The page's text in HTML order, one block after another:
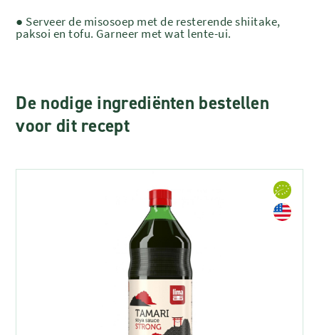
● Serveer de misosoep met de resterende shiitake,
paksoi en tofu. Garneer met wat lente-ui.
De nodige ingrediënten bestellen
voor dit recept